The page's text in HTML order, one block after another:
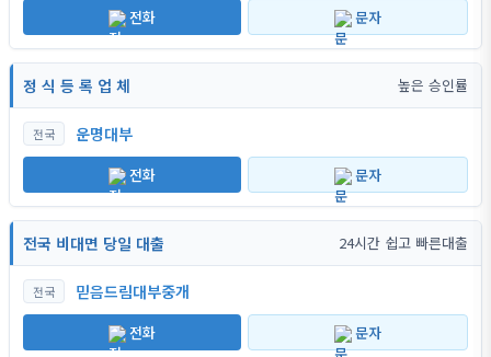
전화 문자
정 식 등 록 업 체 높은 승인률
전국 운명대부
전화 문자
전국 비대면 당일 대출 24시간 쉽고 빠른대출
전국 믿음드림대부중개
전화 문자